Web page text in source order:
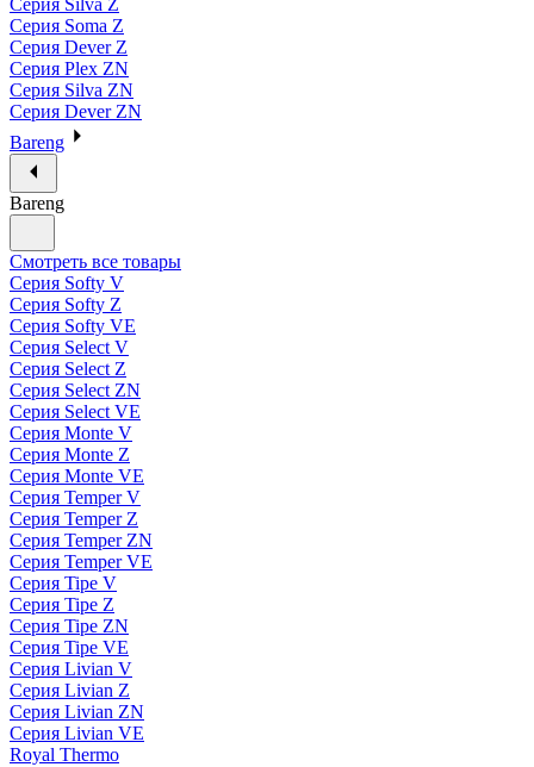
Серия Silva Z
Серия Soma Z
Серия Dever Z
Серия Plex ZN
Серия Silva ZN
Серия Dever ZN
Bareng
Bareng
Смотреть все товары
Серия Softy V
Серия Softy Z
Серия Softy VE
Серия Select V
Серия Select Z
Серия Select ZN
Серия Select VE
Серия Monte V
Серия Monte Z
Серия Monte VE
Серия Temper V
Серия Temper Z
Серия Temper ZN
Серия Temper VE
Серия Tipe V
Серия Tipe Z
Серия Tipe ZN
Серия Tipe VE
Серия Livian V
Серия Livian Z
Серия Livian ZN
Серия Livian VE
Royal Thermo